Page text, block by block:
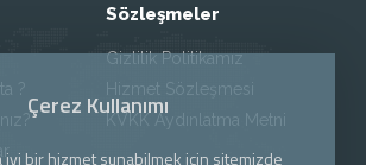
?
Sözleşmeler
Gizlilik Politikamız
Hizmet Sözleşmesi
KVKK Aydınlatma Metni
Çerez Kullanımı
iyi bir hizmet sunabilmek için sitemizde